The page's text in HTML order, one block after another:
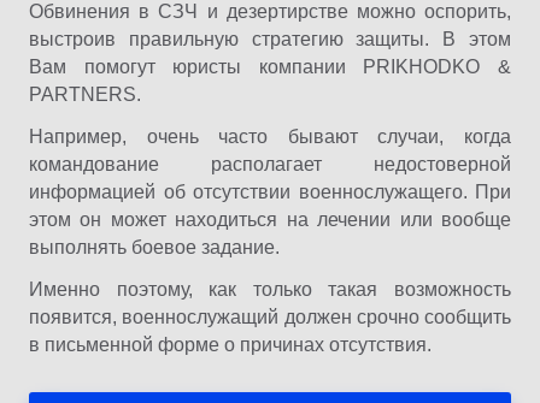
Обвинения в СЗЧ и дезертирстве можно оспорить,
выстроив правильную стратегию защиты. В этом
Вам помогут юристы компании PRIKHODKO &
PARTNERS.
Например, очень часто бывают случаи, когда
командование располагает недостоверной
информацией об отсутствии военнослужащего. При
этом он может находиться на лечении или вообще
выполнять боевое задание.
Именно поэтому, как только такая возможность
появится, военнослужащий должен срочно сообщить
в письменной форме о причинах отсутствия.